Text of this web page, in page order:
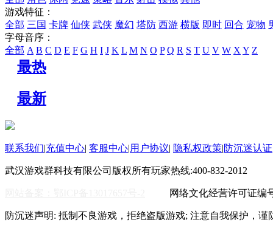
游戏特征：
全部 三国 卡牌 仙侠 武侠 魔幻 塔防 西游 横版 即时 回合 宠物
字母音序：
全部 A B C D E F G H I J K L M N O P Q R S T U V W X Y Z
最热
最新
联系我们|充值中心| 客服中心|用户协议| 隐私权政策|防沉迷认证
武汉游戏群科技有限公司版权所有玩家热线:400-832-2012
网络文化经营许可证编
防沉迷声明: 抵制不良游戏，拒绝盗版游戏; 注意自我保护，